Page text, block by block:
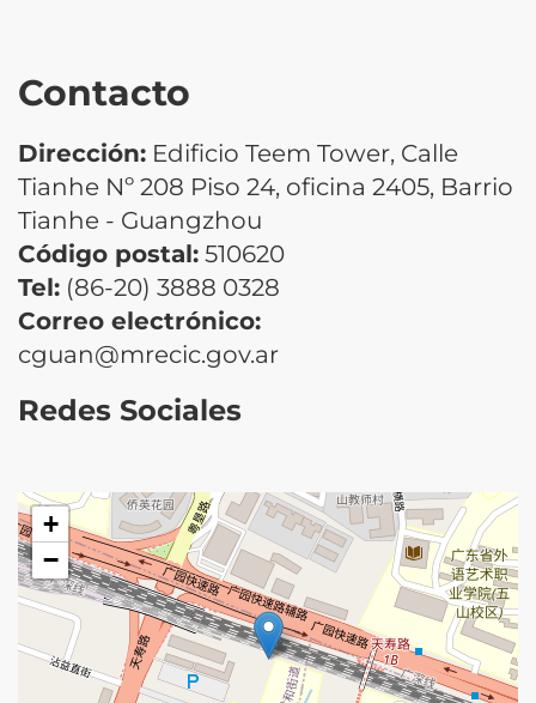
Contacto
Dirección: Edificio Teem Tower, Calle
Tianhe Nº 208 Piso 24, oficina 2405, Barrio
Tianhe - Guangzhou
Código postal: 510620
Tel: (86-20) 3888 0328
Correo electrónico:
cguan@mrecic.gov.ar
Redes Sociales
+
−